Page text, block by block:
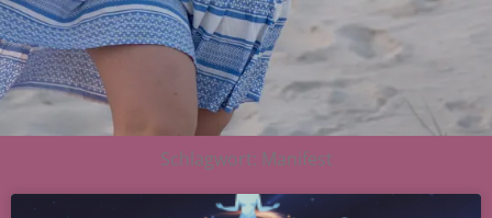
Schlagwort: Manifest